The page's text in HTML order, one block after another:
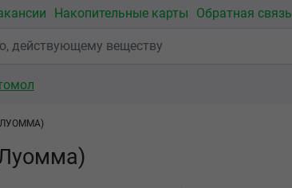
Накопительные карты Обратная связь